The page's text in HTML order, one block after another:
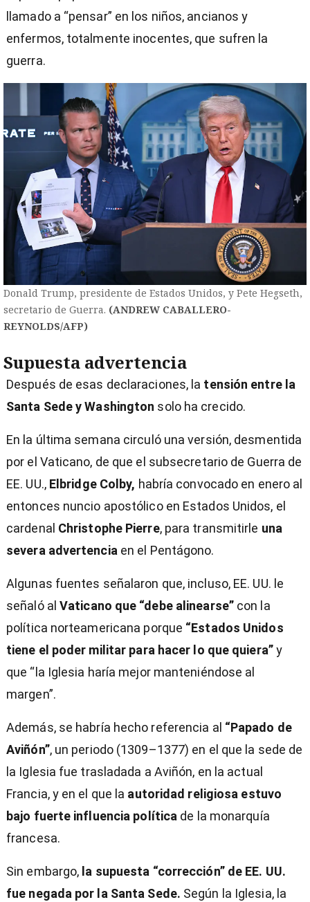
llamado a “pensar” en los niños, ancianos y
enfermos, totalmente inocentes, que sufren la
guerra.
Donald Trump, presidente de Estados Unidos, y Pete Hegseth,
secretario de Guerra. (ANDREW CABALLERO-
REYNOLDS/AFP)
Supuesta advertencia
Después de esas declaraciones, la tensión entre la
Santa Sede y Washington solo ha crecido.
En la última semana circuló una versión, desmentida
por el Vaticano, de que el subsecretario de Guerra de
EE. UU., Elbridge Colby, habría convocado en enero al
entonces nuncio apostólico en Estados Unidos, el
cardenal Christophe Pierre, para transmitirle una
severa advertencia en el Pentágono.
Algunas fuentes señalaron que, incluso, EE. UU. le
señaló al Vaticano que “debe alinearse”con la
política norteamericana porque “Estados Unidos
tiene el poder militar para hacer lo que quiera”y
que “la Iglesia haría mejor manteniéndose al
margen”.
Además, se habría hecho referencia al “Papado de
Aviñón”, un periodo (1309–1377) en el que la sede de
la Iglesia fue trasladada a Aviñón, en la actual
Francia, y en el que la autoridad religiosa estuvo
bajo fuerte influencia política de la monarquía
francesa.
Sin embargo, la supuesta “corrección” de EE. UU.
fue negada por la Santa Sede. Según la Iglesia, la